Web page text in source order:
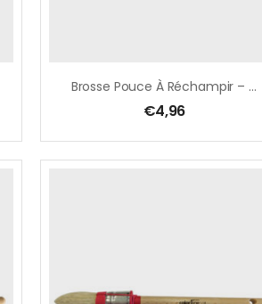
Brosse Pouce À Réchampir – Acryl Ø 12 Mm, Soies Bleues MIX, Avec Ficelle
€4,96